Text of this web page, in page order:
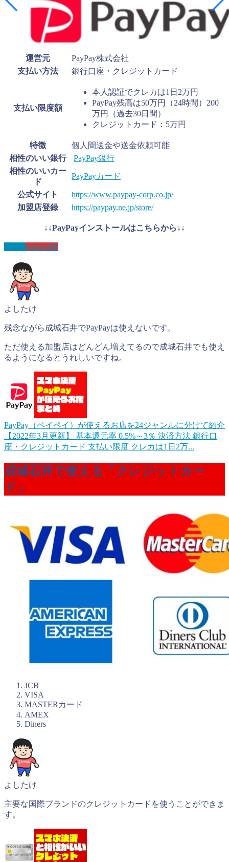
運営元
PayPay株式会社
支払い方法
銀行口座・クレジットカード
支払い限度額
本人認証でクレカは1日2万円
PayPay残高は50万円（24時間）200
万円（過去30日間）
クレジットカード：5万円
特徴
個人間送金や送金依頼可能
相性のいい銀行
PayPay銀行
相性のいいカー
ド
PayPayカード
公式サイト
https://www.paypay-corp.co.jp/
加盟店登録
https://paypay.ne.jp/store/
↓↓PayPayインストールはこちらから↓↓
android版
よしたけ
残念ながら成城石井でPayPayは使えないです。
ただ使える加盟店はどんどん増えてるので成城石井でも使え
るようになるとうれしいですね。
PayPay（ペイペイ）が使えるお店を24ジャンルに分けて紹介
【2022年3月更新】
基本還元率 0.5%～3％ 決済方法 銀行口
座・クレジットカード 支払い限度 クレカは1日2万...
成城石井で使える「クレジットカー
ド」
JCB
VISA
MASTERカード
AMEX
Diners
よしたけ
主要な国際ブランドのクレジットカードを使うことができま
す。